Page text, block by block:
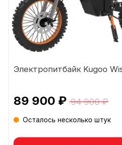
Электропитбайк Kugoo
89 900 ₽ 94 900 ₽
Осталось несколько штук